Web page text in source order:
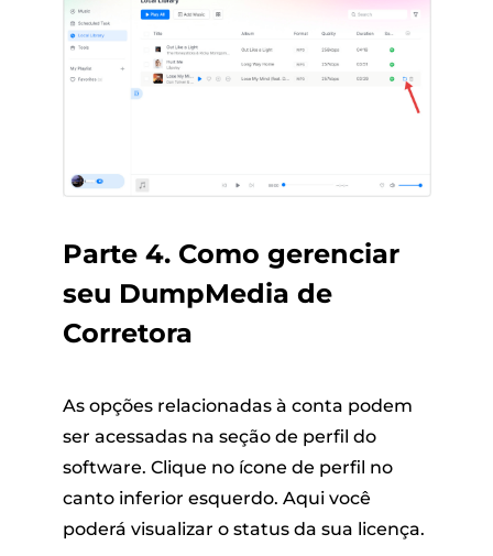
Parte 4. Como gerenciar
seu DumpMedia de
Corretora
As opções relacionadas à conta podem
ser acessadas na seção de perfil do
software. Clique no ícone de perfil no
canto inferior esquerdo. Aqui você
poderá visualizar o status da sua licença.